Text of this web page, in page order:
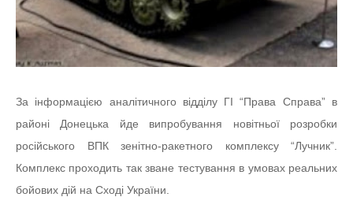
За інформацією аналітичного відділу ГІ “Права Справа” в
районі Донецька йде випробування новітньої розробки
російського ВПК зенітно-ракетного комплексу “Лучник”.
Комплекс проходить так зване тестування в умовах реальних
бойових дій на Сході України.